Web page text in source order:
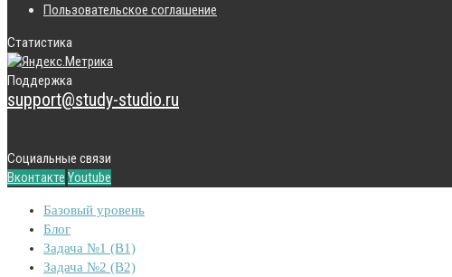
Пользовательское соглашение
Статистика
Поддержка
support@study-studio.ru
Социальные связи
Вконтакте Youtube
Базовый уровень
Блог
Задача №1 (B1)
Задача №2 (B2)